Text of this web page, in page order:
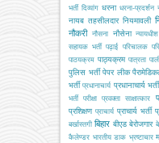
भर्ती दिव्यांग धरना धरना-प्रदर्शन
नायब तहसीलदार नियमावली
नौकरी नौसना नौसेना न्यायधीश
सहायक भर्ती पढ़ाई परिचालक
पाठयक्रम पाठ्यक्रम पात्रता
पुलिस भर्ती पेपर लीक
भर्ती प्रधानाचार्य प्रधानाचार्य भर्ती
भर्ती परीक्षा
प्रवक्ता साक्षात्कार
प्रशिक्षण प्राचार्य प्राचार्य भर्ती
बर्खास्तगी बिहार बीएड बेरोजगार
कैलेण्डर भारतीय डाक भ्रष्टाचार